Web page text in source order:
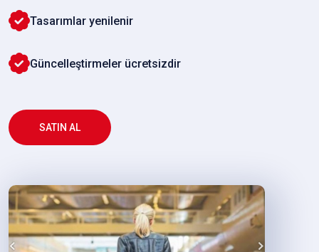
Tasarımlar yenilenir
Güncelleştirmeler ücretsizdir
SATIN AL